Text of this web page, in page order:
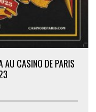
AU CASINO DE PARIS